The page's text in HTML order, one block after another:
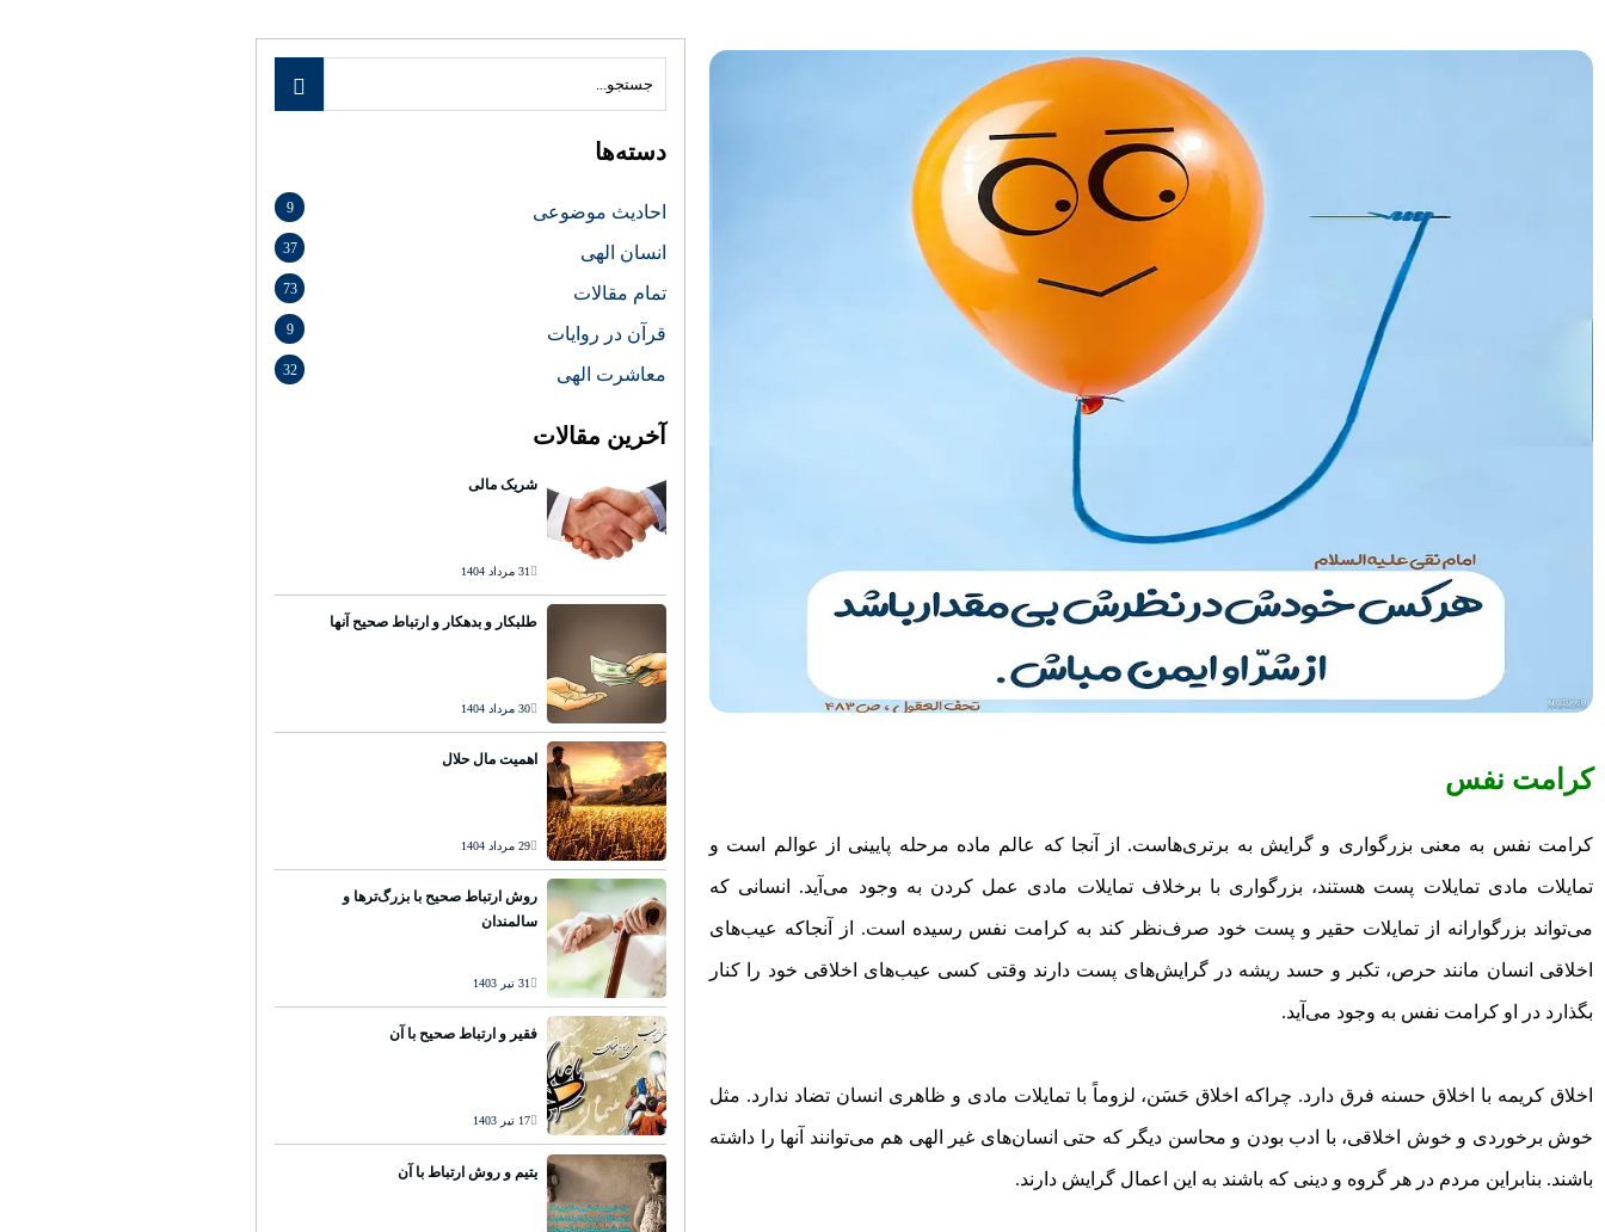
کرامت نفس
کرامت نفس به معنی بزرگواری و گرایش به برتری‌هاست. از آنجا که عالم ماده مرحله پایینی از عوالم است و
تمایلات مادی تمایلات پست هستند، بزرگواری با برخلاف تمایلات مادی عمل کردن به وجود می‌آید. انسانی که
می‌تواند بزرگوارانه از تمایلات حقیر و پست خود صرف‌نظر کند به کرامت نفس رسیده است. از آنجاکه عیب‌‌های
اخلاقی انسان مانند حرص، تکبر و حسد ریشه در گرایش‌های پست دارند وقتی کسی عیب‌‌های اخلاقی خود را کنار
بگذارد در او کرامت نفس به وجود می‌آید.
اخلاق کریمه با اخلاق حسنه فرق دارد. چراکه اخلاق حَسَن، لزوماً با تمایلات مادی و ظاهری انسان تضاد ندارد. مثل
خوش برخوردی و خوش اخلاقی، با ادب بودن و محاسن دیگر که حتی انسان‌های غیر الهی هم می‌توانند آنها را داشته
باشند. بنابراین مردم در هر گروه و دینی که باشند به این اعمال گرایش دارند.
دسته‌ها
احادیث موضوعی 9
انسان الهی 37
تمام مقالات 73
قرآن در روایات 9
معاشرت الهی 32
آخرین مقالات
شریک مالی
31 مرداد 1404
طلبکار و بدهکار و ارتباط صحیح آنها
30 مرداد 1404
اهمیت مال حلال
29 مرداد 1404
روش ارتباط صحیح با بزرگ‌ترها و
سالمندان
31 تیر 1403
فقیر و ارتباط صحیح با آن
17 تیر 1403
یتیم و روش ارتباط با آن